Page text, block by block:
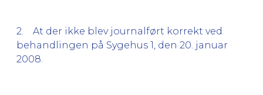
2. At der ikke blev journalført korrekt ved
behandlingen på Sygehus 1, den 20. januar
2008.